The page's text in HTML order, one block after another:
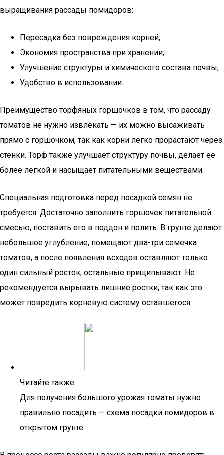
выращивания рассады помидоров:
Пересадка без повреждения корней;
Экономия пространства при хранении;
Улучшение структуры и химического состава почвы;
Удобство в использовании.
Преимущество торфяных горшочков в том, что рассаду
томатов не нужно извлекать — их можно высаживать
прямо с горшочком, так как корни легко прорастают через
стенки. Торф также улучшает структуру почвы, делает её
более легкой и насыщает питательными веществами.
Специальная подготовка перед посадкой семян не
требуется. Достаточно заполнить горшочек питательной
смесью, поставить его в поддон и полить. В грунте делают
небольшое углубление, помещают два-три семечка
томатов, а после появления всходов оставляют только
один сильный росток, остальные прищипывают. Не
рекомендуется вырывать лишние ростки, так как это
может повредить корневую систему оставшегося.
Читайте также:
Для получения большого урожая томаты нужно
правильно посадить — схема посадки помидоров в
открытом грунте